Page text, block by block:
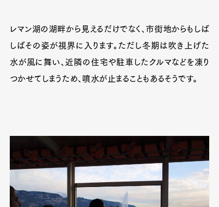
レマン湖の湖畔から見えるだけでなく、市街地からもしば
しばその姿が視界に入ります。ただし冬期は吹き上げた
水が風に舞い、近隣の住宅や駐車したクルマなどを凍り
つかせてしまうため、噴水が止まることもあるそうです。